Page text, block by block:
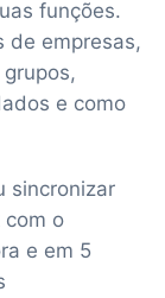
funções.
de empresas,
e como
sincronizar
com o
e em 5